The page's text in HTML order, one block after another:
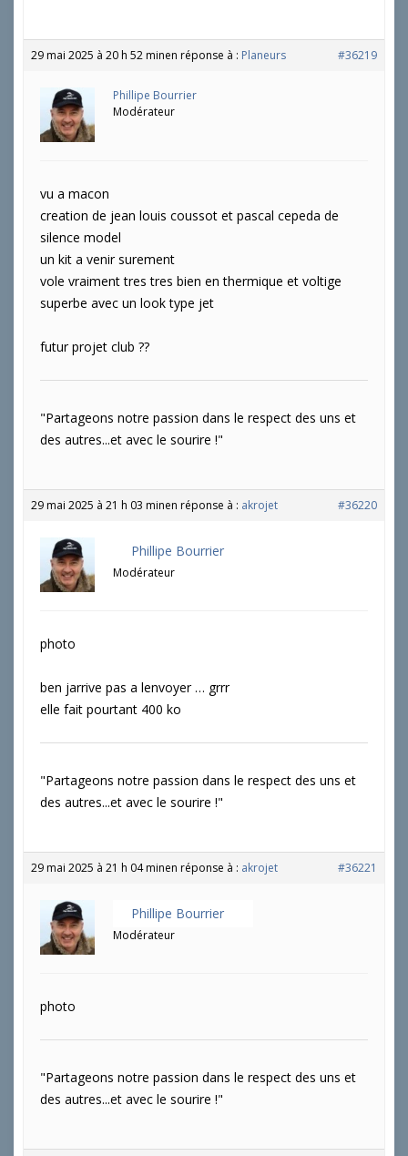
29 mai 2025 à 20 h 52 minen réponse à : Planeurs #36219
Phillipe Bourrier
Modérateur
vu a macon
creation de jean louis coussot et pascal cepeda de
silence model
un kit a venir surement
vole vraiment tres tres bien en thermique et voltige
superbe avec un look type jet
futur projet club ??
"Partageons notre passion dans le respect des uns et
des autres...et avec le sourire !"
29 mai 2025 à 21 h 03 minen réponse à : akrojet #36220
Phillipe Bourrier
Modérateur
photo
ben jarrive pas a lenvoyer … grrr
elle fait pourtant 400 ko
"Partageons notre passion dans le respect des uns et
des autres...et avec le sourire !"
29 mai 2025 à 21 h 04 minen réponse à : akrojet #36221
Phillipe Bourrier
Modérateur
photo
"Partageons notre passion dans le respect des uns et
des autres...et avec le sourire !"